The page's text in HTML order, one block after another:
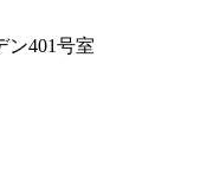
ン401号室